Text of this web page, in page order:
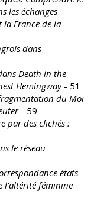
les échanges
la France de la
dans
Death in the
Hemingway- 51
du Moi
- 59
par des clichés :
le réseau
états-
l'altérité féminine